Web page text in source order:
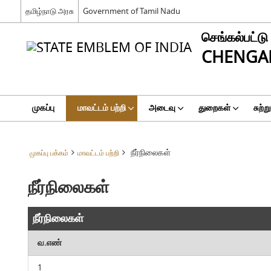
தமிழ்நாடு அரசு Government of Tamil Nadu
முகப்பு மாவட்டம் பற்றி அடைவு துறைகள்
முகப்பு பக்கம் மாவட்டம் பற்றி நீர்நிலைகள்
நீர்நிலைகள்
நீர்நிலைகள்
வ.எண்
1